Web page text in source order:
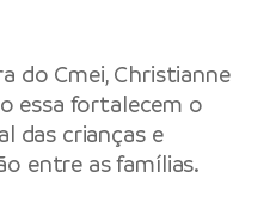
do Cmei, Christianne
essa fortalecem o
das crianças e
entre as famílias.